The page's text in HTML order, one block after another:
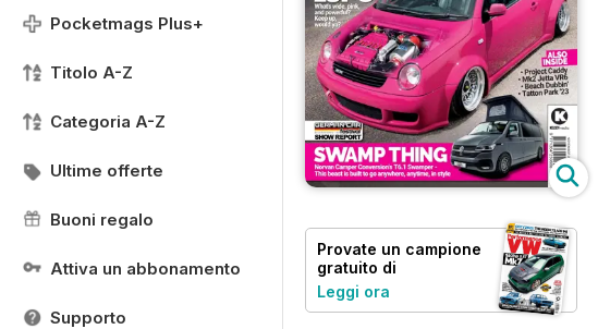
Pocketmags Plus+
Titolo A-Z
Categoria A-Z
Ultime offerte
Buoni regalo
Attiva un abbonamento
Supporto
Provate un campione
gratuito di
Performance VW
Leggi ora